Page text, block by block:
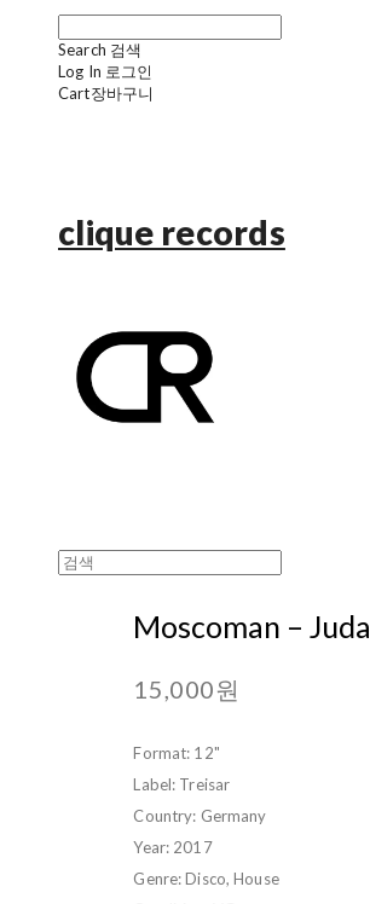
Search 검색
Log In 로그인
Cart장바구니
clique records
Moscoman ‎–
15,000원
Format: 12"
Label: Treisar
Country: Germany
Year: 2017
Genre: Disco, House